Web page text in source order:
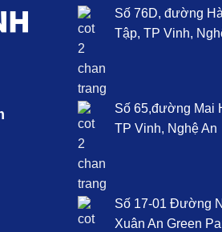
Số 76D, đường
Tập, TP Vinh,
Số 65,đường Mai
TP Vinh, Nghệ An
Số 17-01 Đường
Xuân An Green